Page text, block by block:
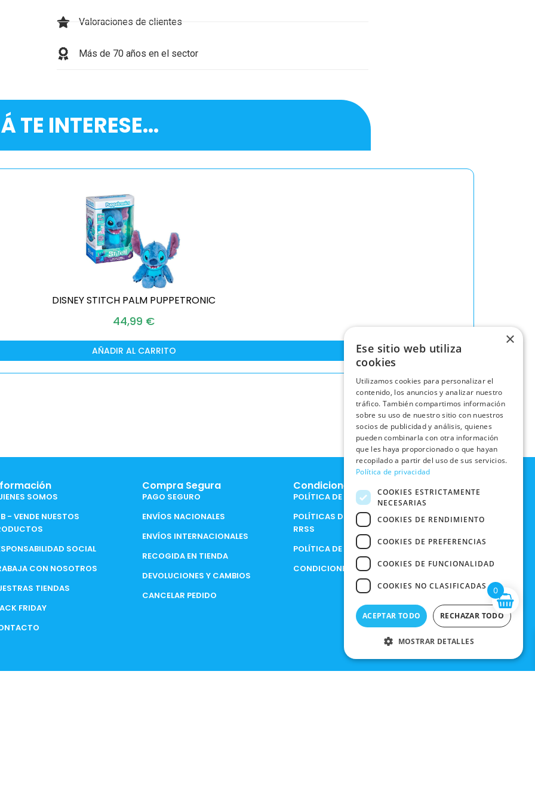
Valoraciones de clientes
Más de 70 años en el sector
TE INTERESE...
DISNEY STITCH PALM PUPPETRONIC
44,99 €
AÑADIR AL CARRITO
SOMOS
- VENDE NUESTOS
SOCIAL
CON NOSOTROS
TIENDAS
FRIDAY
Compra Segura
PAGO SEGURO
ENVÍOS NACIONALES
ENVÍOS INTERNACIONALES
RECOGIDA EN TIENDA
DEVOLUCIONES Y CAMBIOS
CANCELAR PEDIDO
Condiciones Legales
POLÍTICA DE COOKIES
POLÍTICAS DE PRIVACIDAD EN
RRSS
POLÍTICA DE PRIVACIDAD
CONDICIONES DE COMPRA
0
×
Ese sitio web utiliza
cookies
Utilizamos cookies para personalizar el
contenido, los anuncios y analizar nuestro
tráfico. También compartimos información
sobre su uso de nuestro sitio con nuestros
socios de publicidad y análisis, quienes
pueden combinarla con otra información
que les haya proporcionado o que hayan
recopilado a partir del uso de sus servicios.
Política de privacidad
COOKIES ESTRICTAMENTE
NECESARIAS
COOKIES DE RENDIMIENTO
COOKIES DE PREFERENCIAS
COOKIES DE FUNCIONALIDAD
COOKIES NO CLASIFICADAS
ACEPTAR TODO RECHAZAR TODO
MOSTRAR DETALLES